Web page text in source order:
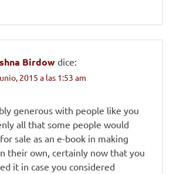
Birdowdice:
2015 a las 1:53 am
generous with people like you
all that some people would
sale as an e-book in making
their own, certainly now that you
it in case you considered